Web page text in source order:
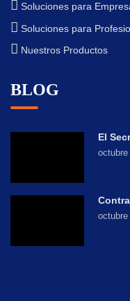
Soluciones para
Soluciones para
Nuestros Productos
BLOG
El